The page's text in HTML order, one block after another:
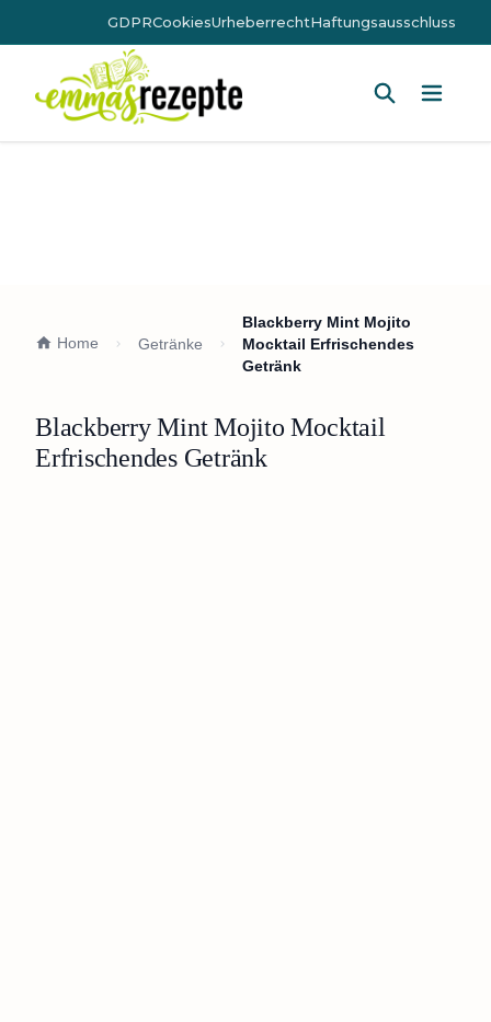
GDPRCookiesUrheberrechtHaftungsausschluss
Home Getränke
Blackberry Mint Mojito
Mocktail Erfrischendes
Getränk
Blackberry Mint Mojito Mocktail
Erfrischendes Getränk